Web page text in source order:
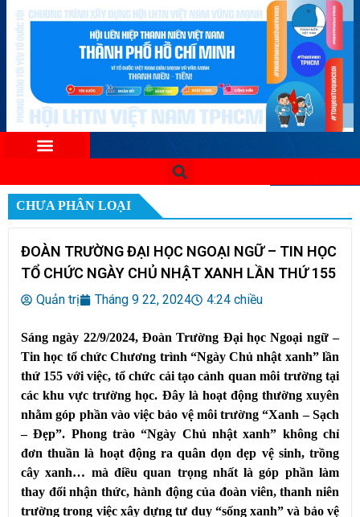
CHƯA PHÂN LOẠI
ĐOÀN TRƯỜNG ĐẠI HỌC NGOẠI NGỮ – TIN HỌC
TỔ CHỨC NGÀY CHỦ NHẬT XANH LẦN THỨ 155
Quản trị Tháng 9 22, 2024 4:24 chiều
Sáng ngày 22/9/2024, Đoàn Trường Đại học Ngoại ngữ –
Tin học tổ chức Chương trình “Ngày Chủ nhật xanh” lần
thứ 155 với việc, tổ chức cải tạo cảnh quan môi trường tại
các khu vực trường học. Đây là hoạt động thường xuyên
nhằm góp phần vào việc bảo vệ môi trường “Xanh – Sạch
– Đẹp”. Phong trào “Ngày Chủ nhật xanh” không chỉ
đơn thuần là hoạt động ra quân dọn dẹp vệ sinh, trồng
cây xanh… mà điều quan trọng nhất là góp phần làm
thay đổi nhận thức, hành động của đoàn viên, thanh niên
trường trong việc xây dựng tư duy “sống xanh” và bảo vệ